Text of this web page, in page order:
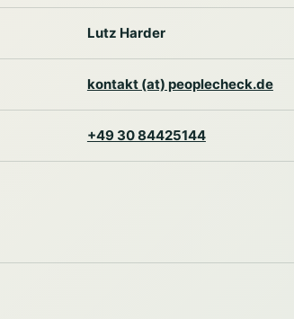
Lutz Harder
kontakt (at) peoplecheck.de
+49 30 84425144